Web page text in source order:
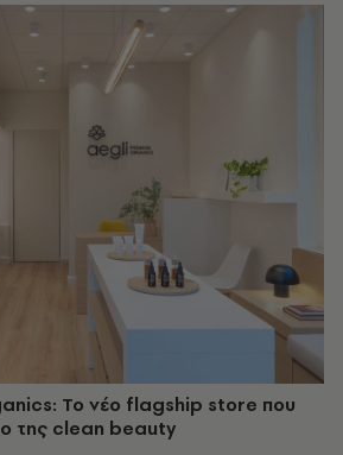
Το νέο flagship store που
της clean beauty